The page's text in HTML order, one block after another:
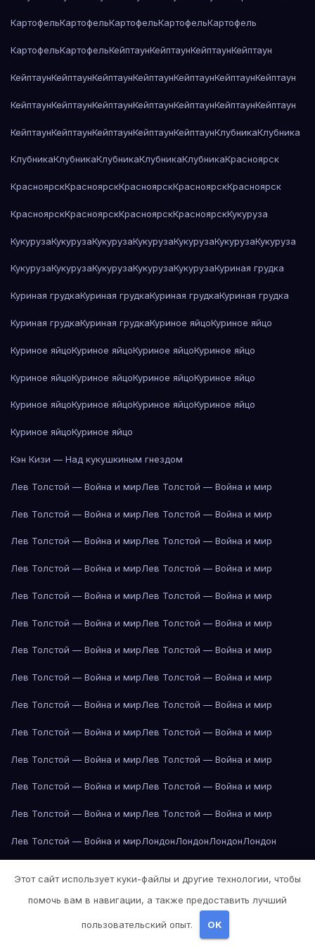
КартофельКартофельКартофельКартофельКартофель
КартофельКартофельКейптаунКейптаунКейптаунКейптаун
КейптаунКейптаунКейптаунКейптаунКейптаунКейптаунКейптаун
КейптаунКейптаунКейптаунКейптаунКейптаунКейптаунКейптаун
КейптаунКейптаунКейптаунКейптаунКейптаунКлубникаКлубника
КлубникаКлубникаКлубникаКлубникаКлубникаКрасноярск
КрасноярскКрасноярскКрасноярскКрасноярскКрасноярск
КрасноярскКрасноярскКрасноярскКрасноярскКукуруза
КукурузаКукурузаКукурузаКукурузаКукурузаКукурузаКукуруза
КукурузаКукурузаКукурузаКукурузаКукурузаКуриная грудка
Куриная грудкаКуриная грудкаКуриная грудкаКуриная грудка
Куриная грудкаКуриная грудкаКуриное яйцоКуриное яйцо
Куриное яйцоКуриное яйцоКуриное яйцоКуриное яйцо
Куриное яйцоКуриное яйцоКуриное яйцоКуриное яйцо
Куриное яйцоКуриное яйцоКуриное яйцоКуриное яйцо
Куриное яйцоКуриное яйцо
Кэн Кизи — Над кукушкиным гнездом
Лев Толстой — Война и мирЛев Толстой — Война и мир
Лев Толстой — Война и мирЛев Толстой — Война и мир
Лев Толстой — Война и мирЛев Толстой — Война и мир
Лев Толстой — Война и мирЛев Толстой — Война и мир
Лев Толстой — Война и мирЛев Толстой — Война и мир
Лев Толстой — Война и мирЛев Толстой — Война и мир
Лев Толстой — Война и мирЛев Толстой — Война и мир
Лев Толстой — Война и мирЛев Толстой — Война и мир
Лев Толстой — Война и мирЛев Толстой — Война и мир
Лев Толстой — Война и мирЛев Толстой — Война и мир
Лев Толстой — Война и мирЛев Толстой — Война и мир
Лев Толстой — Война и мирЛев Толстой — Война и мир
Лев Толстой — Война и мирЛев Толстой — Война и мир
Лев Толстой — Война и мирЛондонЛондонЛондонЛондон
Лос-Анджелес
Лос-АнджелесЛос-АнджелесЛос-Анджелес
Этот сайт использует куки-файлы и другие технологии, чтобы
помочь вам в навигации, а также предоставить лучший
пользовательский опыт. OK